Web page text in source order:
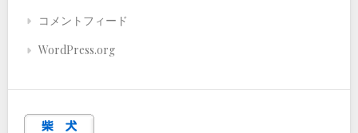
コメントフィード
WordPress.org